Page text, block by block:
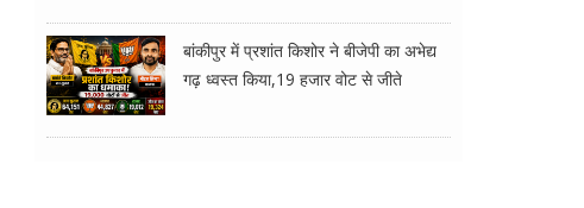
बांकीपुर में प्रशांत किशोर ने बीजेपी का अभेद्य
गढ़ ध्वस्त किया,19 हजार वोट से जीते